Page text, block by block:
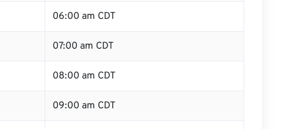
06:00 am CDT
07:00 am CDT
08:00 am CDT
09:00 am CDT